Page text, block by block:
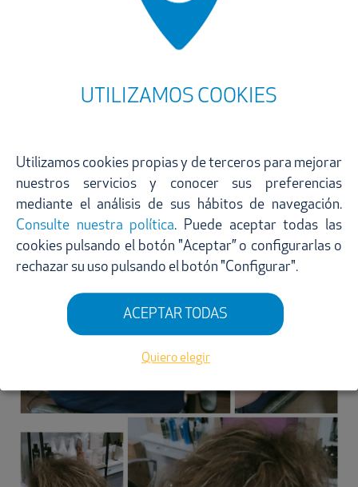
UTILIZAMOS COOKIES
Utilizamos cookies propias y de terceros para mejorar
nuestros servicios y conocer sus preferencias
mediante el análisis de sus hábitos de navegación.
Consulte nuestra política. Puede aceptar todas las
cookies pulsando el botón "Aceptar” o configurarlas o
rechazar su uso pulsando el botón "Configurar".
Quiero elegir
ACEPTAR TODAS